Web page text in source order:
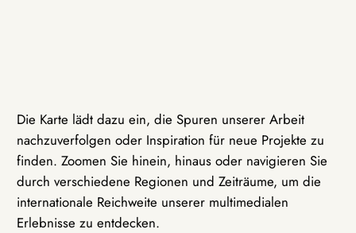
Die Karte lädt dazu ein, die Spuren unserer Arbeit
nachzuverfolgen oder Inspiration für neue Projekte zu
finden. Zoomen Sie hinein, hinaus oder navigieren Sie
durch verschiedene Regionen und Zeiträume, um die
internationale Reichweite unserer multimedialen
Erlebnisse zu entdecken.